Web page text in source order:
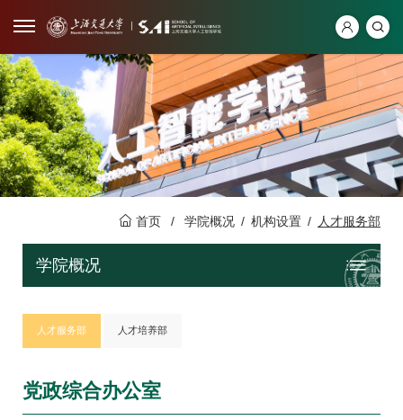
首页 / 学院概况 / 机构设置 / 人才服务部
学院概况
人才服务部 人才培养部
党政综合办公室